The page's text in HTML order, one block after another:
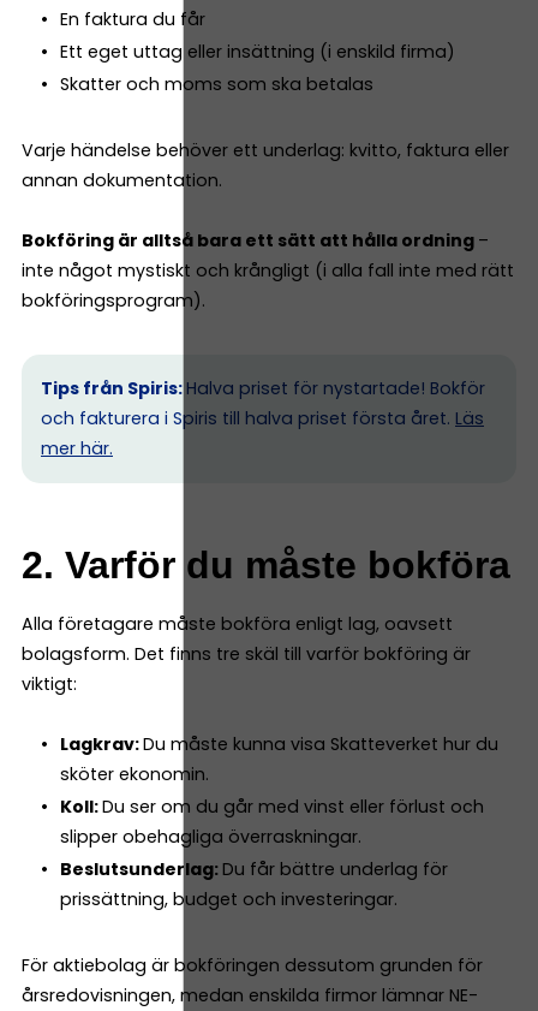
En faktura du får
Ett eget uttag eller insättning (i enskild firma)
Skatter och moms som ska betalas
Varje händelse behöver ett underlag: kvitto, faktura eller
annan dokumentation.
Bokföring är alltså bara ett sätt att hålla ordning –
inte något mystiskt och krångligt (i alla fall inte med rätt
bokföringsprogram).
Tips från Spiris: Halva priset för nystartade! Bokför
och fakturera i Spiris till halva priset första året. Läs
mer här.
2. Varför du måste bokföra
Alla företagare måste bokföra enligt lag, oavsett
bolagsform. Det finns tre skäl till varför bokföring är
viktigt:
Lagkrav:Du måste kunna visa Skatteverket hur du
sköter ekonomin.
Koll:Du ser om du går med vinst eller förlust och
slipper obehagliga överraskningar.
Beslutsunderlag: Du får bättre underlag för
prissättning, budget och investeringar.
För aktiebolag är bokföringen dessutom grunden för
årsredovisningen, medan enskilda firmor lämnar NE-